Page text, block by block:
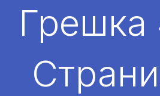
АНГАЖИРАЈ